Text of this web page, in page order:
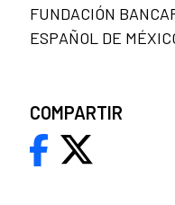
FUNDACIÓN
ESPAÑOL DE
COMPARTIR